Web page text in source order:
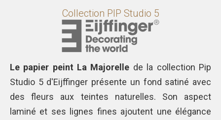
Collection PIP Studio 5
Le papier peint La Majorelle de la collection Pip
Studio 5 d'Eijffinger présente un fond satiné avec
des fleurs aux teintes naturelles. Son aspect
laminé et ses lignes fines ajoutent une élégance